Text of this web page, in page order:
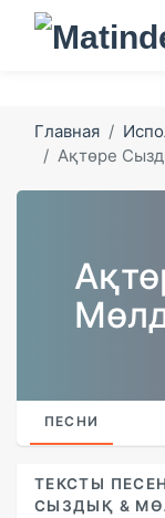
Главная
Ақтөре
ПЕСНИ
ТЕКСТЫ
СЫЗДЫҚ &